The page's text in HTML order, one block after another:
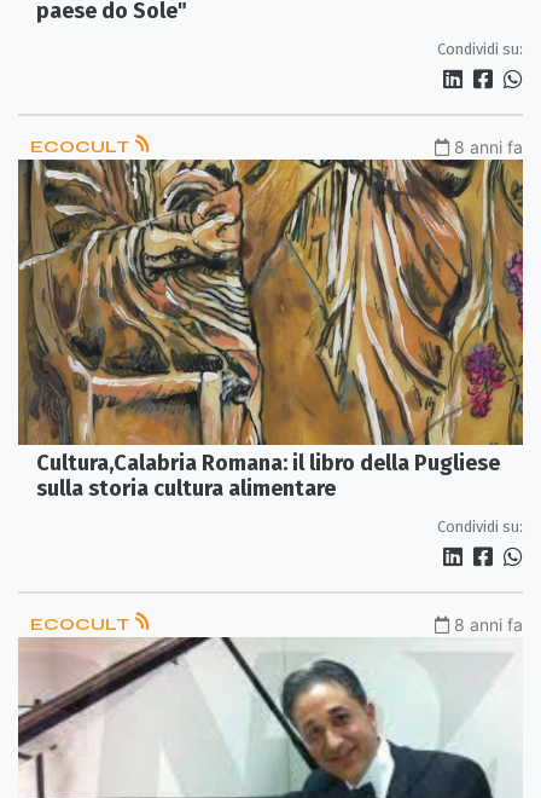
paese do Sole"
Condividi su:
ECOCULT 8 anni fa
Cultura,Calabria Romana: il libro della Pugliese
sulla storia cultura alimentare
Condividi su:
ECOCULT 8 anni fa